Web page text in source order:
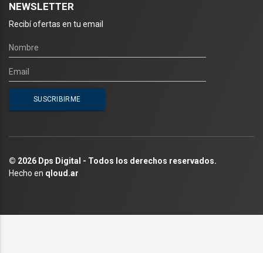
NEWSLETTER
Recibí ofertas en tu email
© 2026 Dps Digital - Todos los derechos reservados.
Hecho en qloud.ar